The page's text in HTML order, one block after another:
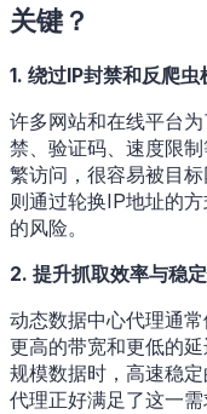
关键？
1. 绕过IP封禁和反爬虫
许多网站和在线平台
禁、验证码、速度限
繁访问，很容易被目
则通过轮换IP地址的
的风险。
2. 提升抓取效率与稳
动态数据中心代理通
更高的带宽和更低的
规模数据时，高速稳
代理正好满足了这一需